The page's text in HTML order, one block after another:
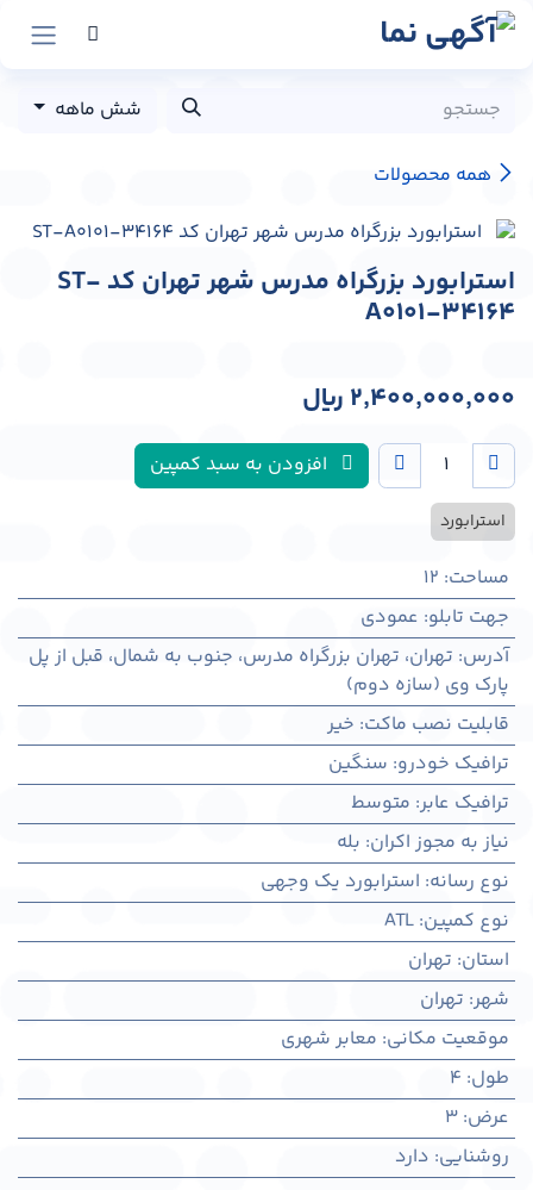
پرش به محتوا
همه محصولات
شش ماهه
استرابورد بزرگراه مدرس شهر تهران کد ST-
A0101-34164
2,400,000,000 ﷼
افزودن به سبد کمپین
استرابورد
مساحت:
12
جهت تابلو: عمودی
آدرس: تهران، تهران بزرگراه مدرس، جنوب به شمال، قبل از پل
پارک وی (سازه دوم)
قابلیت نصب ماکت: خیر
ترافیک خودرو: سنگین
ترافیک عابر: متوسط
نیاز به مجوز اکران: بله
نوع رسانه: استرابورد یک وجهی
نوع کمپین:
ATL
استان: تهران
شهر: تهران
موقعیت مکانی: معابر شهری
طول:
4
عرض:
3
روشنایی: دارد